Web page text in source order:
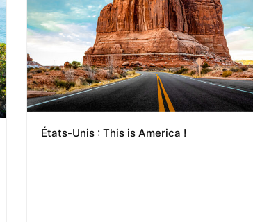
États-Unis : This is America !